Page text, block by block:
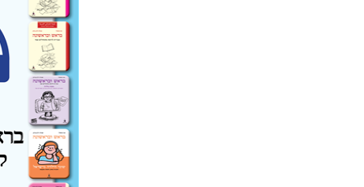
עטרת